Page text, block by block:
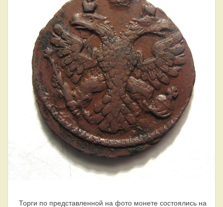
Торги по представленной на фото монете состоялись на